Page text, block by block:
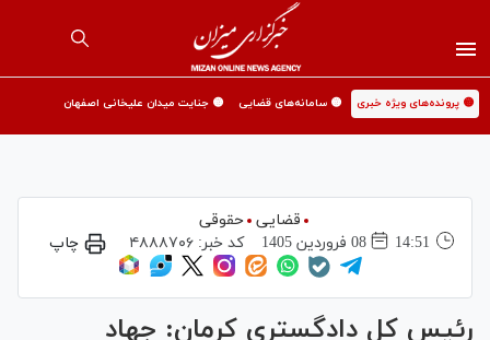
🟡 پرونده‌های ویژه خبری 🟡 سامانه‌های قضایی 🟡 جنایت میدان علیخانی اصفهان
قضایی حقوقی
14:51
08 فروردين 1405 کد خبر: ۴۸۸۸۷۰۶ چاپ
رئیس کل دادگستری کرمان: جهاد